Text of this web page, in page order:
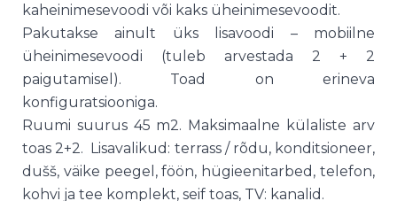
kaheinimesevoodi või kaks üheinimesevoodit.
Pakutakse ainult üks lisavoodi – mobiilne
üheinimesevoodi (tuleb arvestada 2 + 2
paigutamisel). Toad on erineva
konfiguratsiooniga.
Ruumi suurus 45 m2. Maksimaalne külaliste arv
toas 2+2. Lisavalikud: terrass / rõdu, konditsioneer,
dušš, väike peegel, föön, hügieenitarbed, telefon,
kohvi ja tee komplekt, seif toas, TV: kanalid.